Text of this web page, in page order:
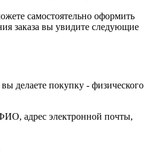
самостоятельно оформить
заказа вы увидите следующие
делаете покупку - физического
адрес электронной почты,